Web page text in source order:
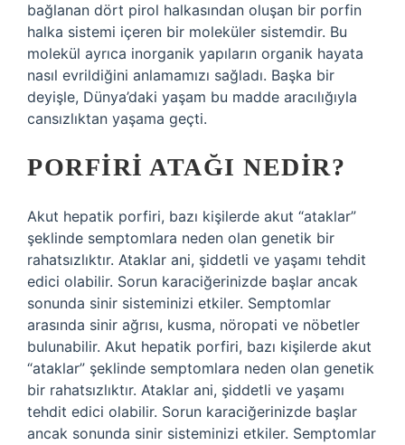
bağlanan dört pirol halkasından oluşan bir porfin
halka sistemi içeren bir moleküler sistemdir. Bu
molekül ayrıca inorganik yapıların organik hayata
nasıl evrildiğini anlamamızı sağladı. Başka bir
deyişle, Dünya’daki yaşam bu madde aracılığıyla
cansızlıktan yaşama geçti.
PORFIRI ATAĞI NEDIR?
Akut hepatik porfiri, bazı kişilerde akut “ataklar”
şeklinde semptomlara neden olan genetik bir
rahatsızlıktır. Ataklar ani, şiddetli ve yaşamı tehdit
edici olabilir. Sorun karaciğerinizde başlar ancak
sonunda sinir sisteminizi etkiler. Semptomlar
arasında sinir ağrısı, kusma, nöropati ve nöbetler
bulunabilir. Akut hepatik porfiri, bazı kişilerde akut
“ataklar” şeklinde semptomlara neden olan genetik
bir rahatsızlıktır. Ataklar ani, şiddetli ve yaşamı
tehdit edici olabilir. Sorun karaciğerinizde başlar
ancak sonunda sinir sisteminizi etkiler. Semptomlar